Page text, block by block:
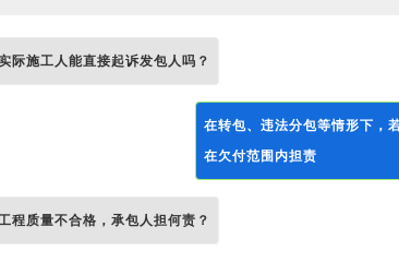
际施工人能直接起诉发包人吗？
在转包、违法分包等情形下，
在欠付范围内担责
程质量不合格，承包人担何责？